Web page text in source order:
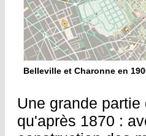
Belleville et Charonne en
Une grande
qu'après 1870 :